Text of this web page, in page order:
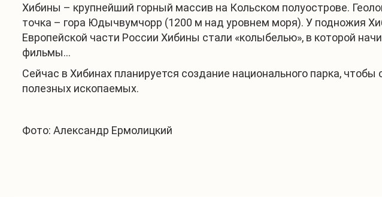
Хибины – крупнейший горный массив на Кольском полуострове.
точка – гора Юдычвумчорр (1200 м над уровнем моря). У подножия
Европейской части России Хибины стали «колыбелью», в которой
фильмы…
Сейчас в Хибинах планируется создание национального парка,
полезных ископаемых.
Фото: Александр Ермолицкий